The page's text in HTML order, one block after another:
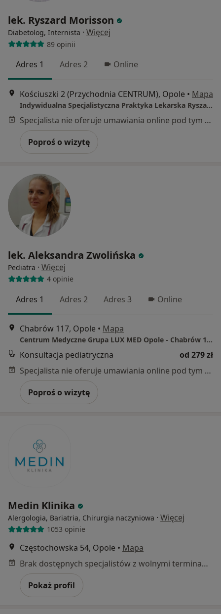
lek. Ryszard Morisson
Diabetolog, Internista · Więcej
89 opinii
Adres 1 Adres 2 Online
Kościuszki 2 (Przychodnia CENTRUM), Opole • Mapa
Indywidualna Specjalistyczna Praktyka Lekarska Ryszard Morisson
Specjalista nie oferuje umawiania online pod tym adresem.
Poproś o wizytę
lek. Aleksandra Zwolińska
Pediatra · Więcej
4 opinie
Adres 1 Adres 2 Adres 3 Online
Chabrów 117, Opole • Mapa
Centrum Medyczne Grupa LUX MED Opole - Chabrów 117
Konsultacja pediatryczna
od 279 zł
Specjalista nie oferuje umawiania online pod tym adresem.
Poproś o wizytę
Medin Klinika
Alergologia, Bariatria, Chirurgia naczyniowa · Więcej
1053 opinie
Częstochowska 54, Opole • Mapa
Brak dostępnych specjalistów z wolnymi terminami w tym centrum medycznym.
Pokaż profil